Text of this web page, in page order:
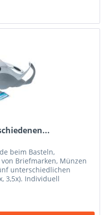
beim Basteln,
Briefmarken, Münzen
unterschiedlichen
3,5x). Individuell